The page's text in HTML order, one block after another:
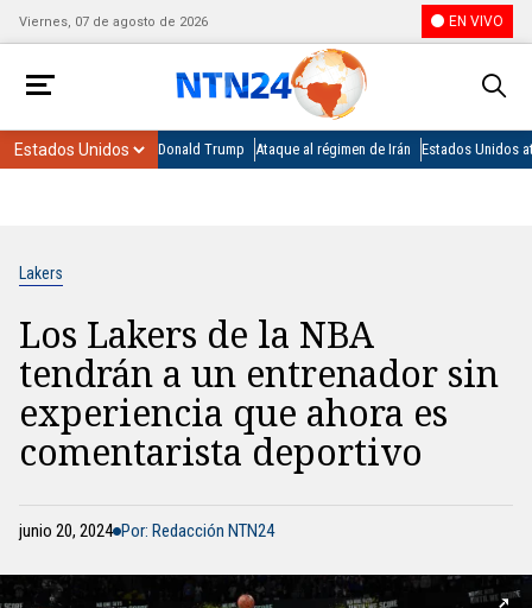
Viernes, 07 de agosto de 2026 EN VIVO
Donald Trump Ataque al régimen de Irán Estados Unidos
Lakers
Los Lakers de la NBA
tendrán a un entrenador sin
experiencia que ahora es
comentarista deportivo
junio 20, 2024 Por: Redacción NTN24